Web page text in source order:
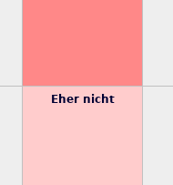
Eher nicht